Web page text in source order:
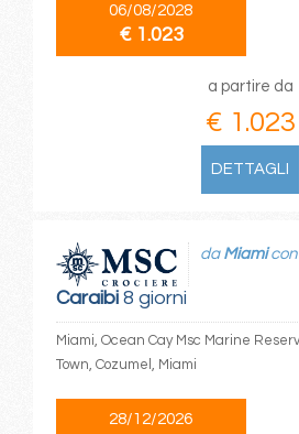
06/08/2028
€ 1.023
a partire da
€ 1.023
DETTAGLI
Caraibi8 giorni
da Miamicon
Miami, Ocean Cay Msc Marine
Town, Cozumel, Miami
28/12/2026